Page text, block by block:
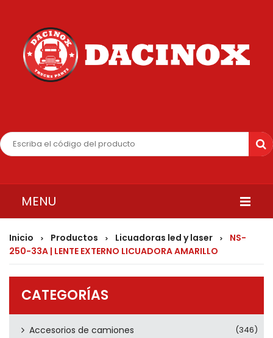
MENU
INICIO
QUIENES SOMOS
Inicio > Productos > Licuadoras led y laser >
NS-
250-33A | LENTE EXTERNO LICUADORA AMARILLO
CATEGORÍAS
Accesorios de camiones (346)